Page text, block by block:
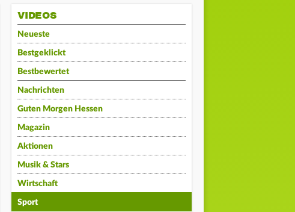
VIDEOS
Neueste
Bestgeklickt
Bestbewertet
Nachrichten
Guten Morgen Hessen
Magazin
Aktionen
Musik & Stars
Wirtschaft
Sport